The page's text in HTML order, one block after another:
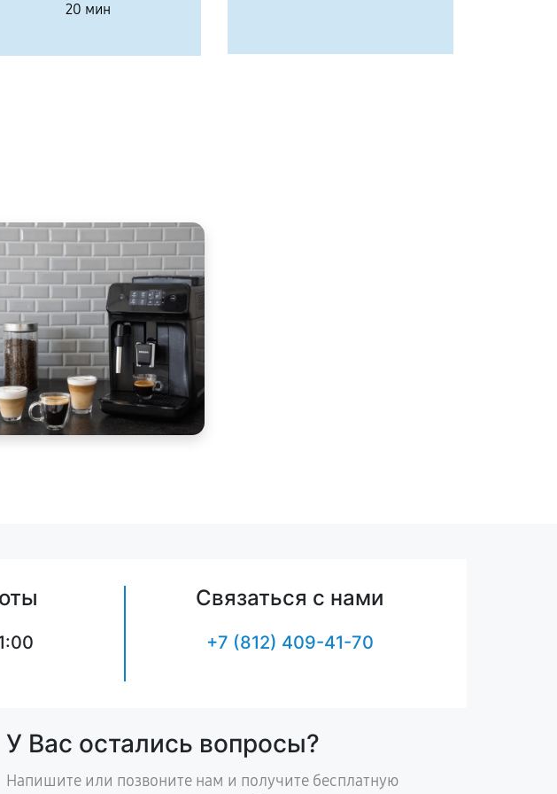
20 мин
Связаться с нами
+7 (812) 409-41-70
У Вас остались вопросы?
Напишите или позвоните нам и получите бесплатную